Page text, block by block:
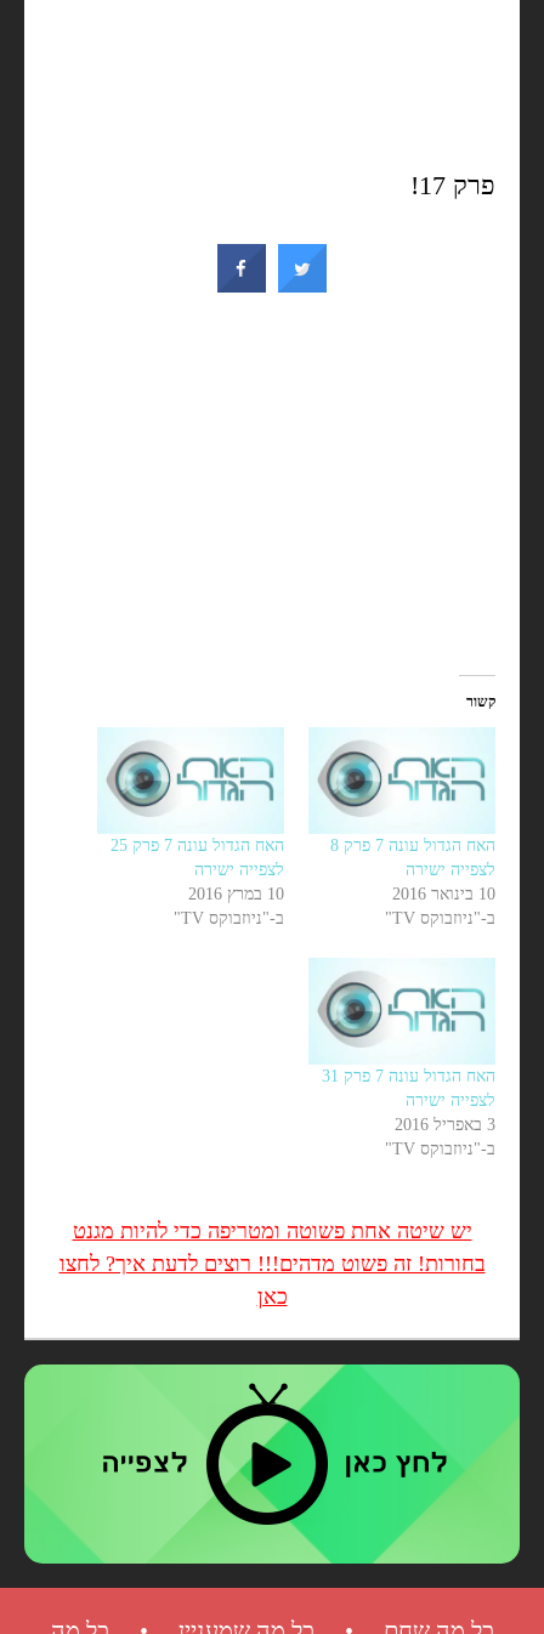
פרק 17!
קשור
האח הגדול עונה 7 פרק 8
לצפייה ישירה
10 בינואר 2016
ב-"ניוזבוקס TV"
האח הגדול עונה 7 פרק 25
לצפייה ישירה
10 במרץ 2016
ב-"ניוזבוקס TV"
האח הגדול עונה 7 פרק 31
לצפייה ישירה
3 באפריל 2016
ב-"ניוזבוקס TV"
יש שיטה אחת פשוטה ומטריפה כדי להיות מגנט
בחורות! זה פשוט מדהים!!! רוצים לדעת איך? לחצו
כאן